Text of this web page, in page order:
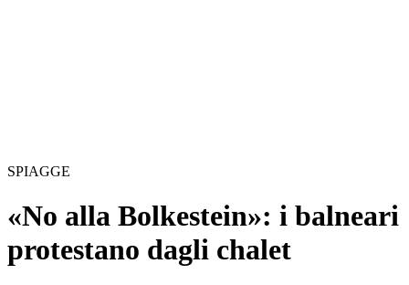
SPIAGGE
«No alla Bolkestein»: i balneari
protestano dagli chalet